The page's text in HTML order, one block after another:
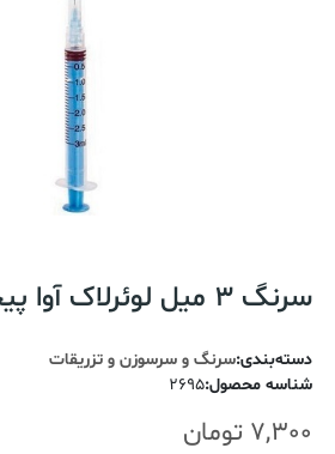
سرنگ 3 میل لوئرلاک آوا پیچی
دسته‌بندی:سرنگ و سرسوزن و تزریقات
شناسه محصول:
2695
7,300 تومان